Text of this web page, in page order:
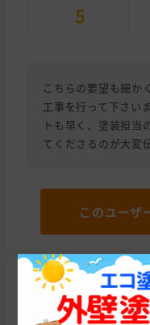
5
こちらの要望も細か
工事を行って下さい
トも早く、塗装担当
てくださるのが大変
このユーザ
株式会社 レオ
株式会社 レオズラン